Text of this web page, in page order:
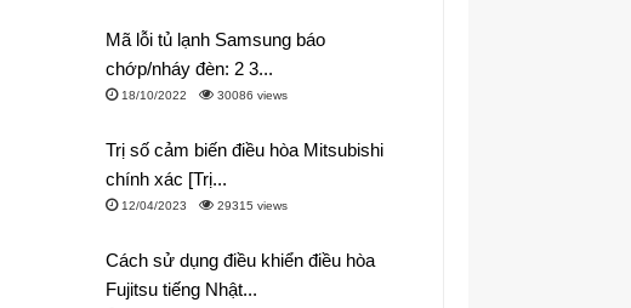
Mã lỗi tủ lạnh Samsung báo
chớp/nháy đèn: 2 3...
18/10/2022 30086 views
Trị số cảm biến điều hòa Mitsubishi
chính xác [Trị...
12/04/2023 29315 views
Cách sử dụng điều khiển điều hòa
Fujitsu tiếng Nhật...